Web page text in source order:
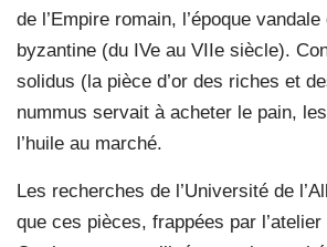
de l’Empire romain, l’époque
byzantine (du IVe au VIIe siècle).
solidus (la pièce d’or des riches et
nummus servait à acheter le pain,
l’huile au marché.
Les recherches de l’Université de
que ces pièces, frappées par